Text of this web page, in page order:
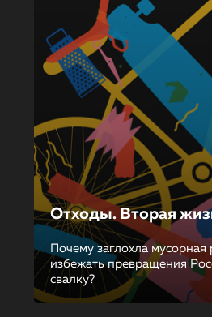
Отходы. Вторая
Почему заглохла мусорная
избежать превращения
свалку?